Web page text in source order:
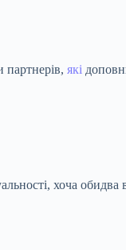
які
хоча